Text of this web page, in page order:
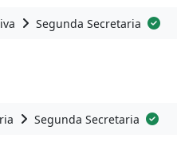
Segunda Secretaria
Segunda Secretaria